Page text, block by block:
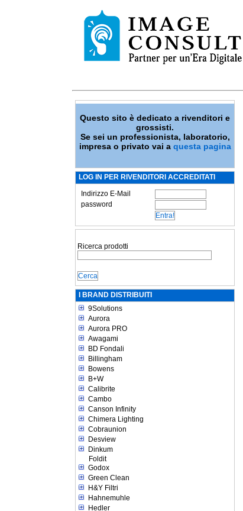
Questo sito è dedicato a rivenditori e
grossisti.
Se sei un professionista, laboratorio,
impresa o privato vai a questa pagina
LOG IN PER RIVENDITORI ACCREDITATI
Indirizzo E-Mail
password
Ricerca prodotti
I BRAND DISTRIBUITI
9Solutions
Aurora
Aurora PRO
Awagami
BD Fondali
Billingham
Bowens
B+W
Calibrite
Cambo
Canson Infinity
Chimera Lighting
Cobraunion
Desview
Dinkum
Foldit
Godox
Green Clean
H&Y Filtri
Hahnemuhle
Hedler